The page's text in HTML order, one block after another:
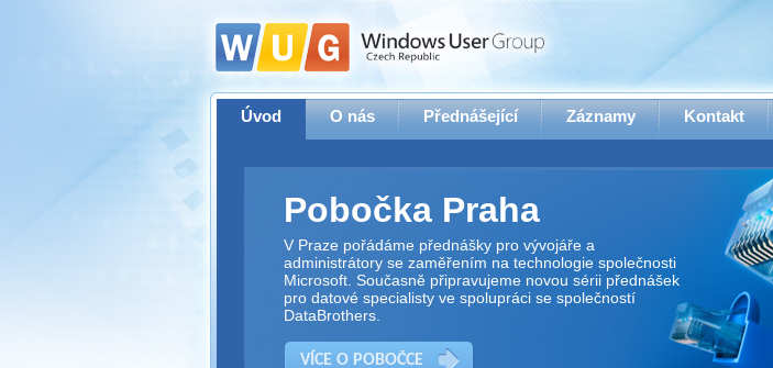
Úvod O nás Přednášející Záznamy Kontakt
Pobočka Praha
V Praze pořádáme přednášky pro vývojáře a
administrátory se zaměřením na technologie společnosti
Microsoft. Současně připravujeme novou sérii přednášek
pro datové specialisty ve spolupráci se společností
DataBrothers.
VÍCE O POBOČCE